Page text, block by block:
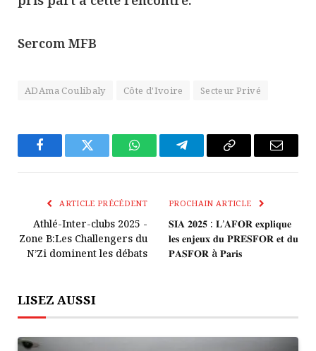
Sercom MFB
ADAma Coulibaly Côte d'Ivoire Secteur Privé
FacebookTwitter WhatsAppTélégrammeCopier
Lien
E-
ARTICLE PRÉCÉDENT
Athlé-Inter-clubs 2025 -
Zone B:Les Challengers du
N’Zi dominent les débats
PROCHAIN ARTICLE
𝐒𝐈𝐀 𝟐𝟎𝟐𝟓 : 𝐋’𝐀𝐅𝐎𝐑 𝐞𝐱𝐩𝐥𝐢𝐪𝐮𝐞
𝐥𝐞𝐬 𝐞𝐧𝐣𝐞𝐮𝐱 𝐝𝐮 𝐏𝐑𝐄𝐒𝐅𝐎𝐑 𝐞𝐭 𝐝𝐮
𝐏𝐀𝐒𝐅𝐎𝐑 à 𝐏𝐚𝐫𝐢𝐬
LISEZ AUSSI